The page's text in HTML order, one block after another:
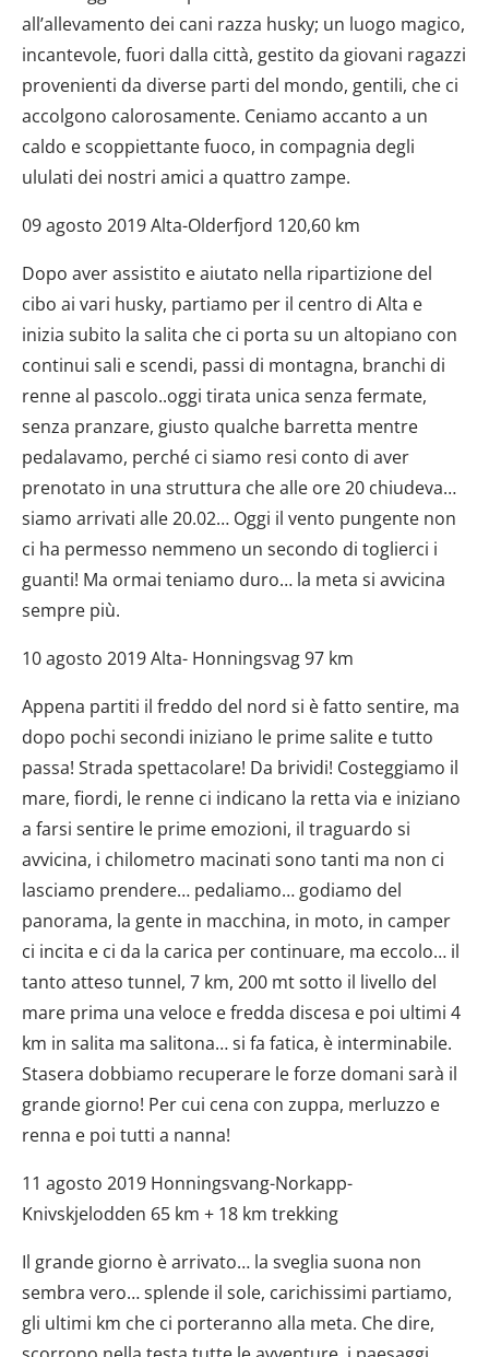
all’allevamento dei cani razza husky; un luogo magico,
incantevole, fuori dalla città, gestito da giovani ragazzi
provenienti da diverse parti del mondo, gentili, che ci
accolgono calorosamente. Ceniamo accanto a un
caldo e scoppiettante fuoco, in compagnia degli
ululati dei nostri amici a quattro zampe.
09 agosto 2019 Alta-Olderfjord 120,60 km
Dopo aver assistito e aiutato nella ripartizione del
cibo ai vari husky, partiamo per il centro di Alta e
inizia subito la salita che ci porta su un altopiano con
continui sali e scendi, passi di montagna, branchi di
renne al pascolo..oggi tirata unica senza fermate,
senza pranzare, giusto qualche barretta mentre
pedalavamo, perché ci siamo resi conto di aver
prenotato in una struttura che alle ore 20 chiudeva…
siamo arrivati alle 20.02… Oggi il vento pungente non
ci ha permesso nemmeno un secondo di toglierci i
guanti! Ma ormai teniamo duro… la meta si avvicina
sempre più.
10 agosto 2019 Alta- Honningsvag 97 km
Appena partiti il freddo del nord si è fatto sentire, ma
dopo pochi secondi iniziano le prime salite e tutto
passa! Strada spettacolare! Da brividi! Costeggiamo il
mare, fiordi, le renne ci indicano la retta via e iniziano
a farsi sentire le prime emozioni, il traguardo si
avvicina, i chilometro macinati sono tanti ma non ci
lasciamo prendere… pedaliamo… godiamo del
panorama, la gente in macchina, in moto, in camper
ci incita e ci da la carica per continuare, ma eccolo… il
tanto atteso tunnel, 7 km, 200 mt sotto il livello del
mare prima una veloce e fredda discesa e poi ultimi 4
km in salita ma salitona… si fa fatica, è interminabile.
Stasera dobbiamo recuperare le forze domani sarà il
grande giorno! Per cui cena con zuppa, merluzzo e
renna e poi tutti a nanna!
11 agosto 2019 Honningsvang-Norkapp-
Knivskjelodden 65 km + 18 km trekking
Il grande giorno è arrivato… la sveglia suona non
sembra vero… splende il sole, carichissimi partiamo,
gli ultimi km che ci porteranno alla meta. Che dire,